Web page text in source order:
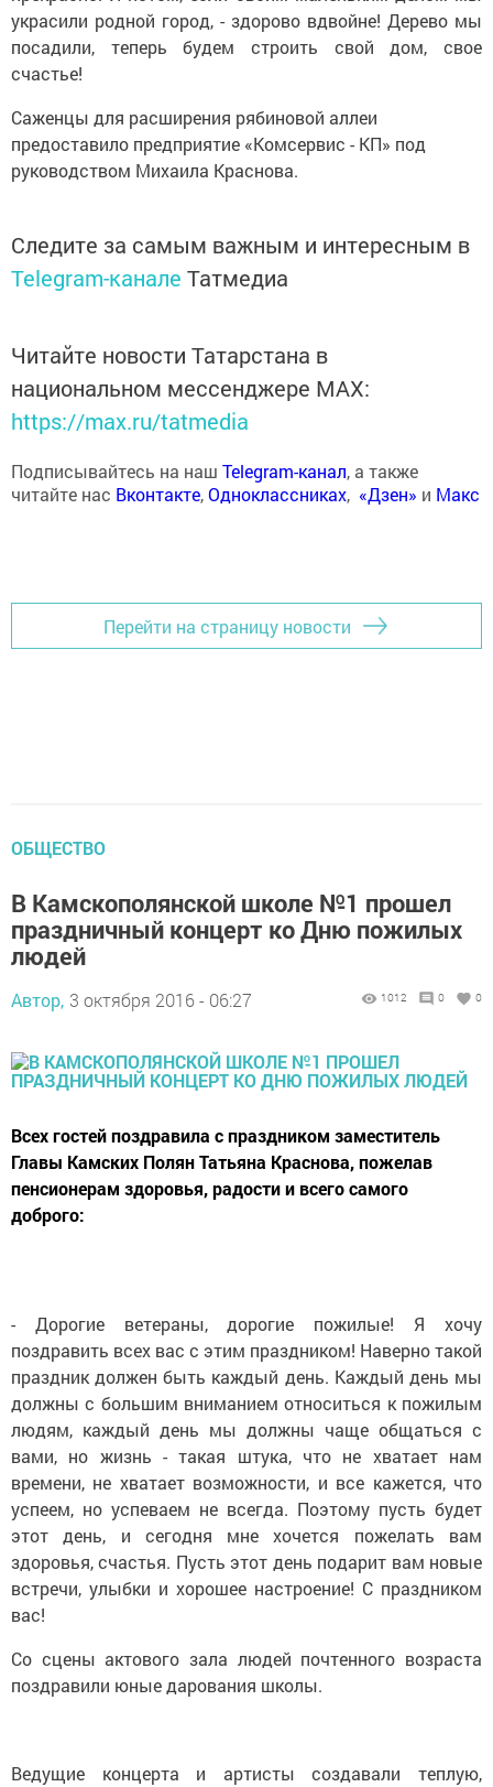
украсили родной город, - здорово вдвойне! Дерево мы
посадили, теперь будем строить свой дом, свое
счастье!
Саженцы для расширения рябиновой аллеи
предоставило предприятие «Комсервис - КП» под
руководством Михаила Краснова.
Следите за самым важным и интересным в
Telegram-канале Татмедиа
Читайте новости Татарстана в
национальном мессенджере MАХ:
https://max.ru/tatmedia
Подписывайтесь на наш Telegram-канал, а также
читайте нас Вконтакте,Одноклассниках, «Дзен» и Макс
Перейти на страницу новости
ОБЩЕСТВО
В Камскополянской школе №1 прошел
праздничный концерт ко Дню пожилых
людей
Автор, 3 октября 2016 - 06:27 1012 0 0
Всех гостей поздравила с праздником заместитель
Главы Камских Полян Татьяна Краснова, пожелав
пенсионерам здоровья, радости и всего самого
доброго:
- Дорогие ветераны, дорогие пожилые! Я хочу
поздравить всех вас с этим праздником! Наверно такой
праздник должен быть каждый день. Каждый день мы
должны с большим вниманием относиться к пожилым
людям, каждый день мы должны чаще общаться с
вами, но жизнь - такая штука, что не хватает нам
времени, не хватает возможности, и все кажется, что
успеем, но успеваем не всегда. Поэтому пусть будет
этот день, и сегодня мне хочется пожелать вам
здоровья, счастья. Пусть этот день подарит вам новые
встречи, улыбки и хорошее настроение! С праздником
вас!
Со сцены актового зала людей почтенного возраста
поздравили юные дарования школы.
Ведущие концерта и артисты создавали теплую,